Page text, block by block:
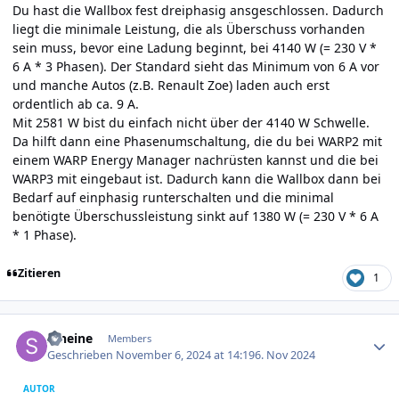
Du hast die Wallbox fest dreiphasig ansgeschlossen. Dadurch
liegt die minimale Leistung, die als Überschuss vorhanden
sein muss, bevor eine Ladung beginnt, bei 4140 W (= 230 V *
6 A * 3 Phasen). Der Standard sieht das Minimum von 6 A vor
und manche Autos (z.B. Renault Zoe) laden auch erst
ordentlich ab ca. 9 A.
Mit 2581 W bist du einfach nicht über der 4140 W Schwelle.
Da hilft dann eine Phasenumschaltung, die du bei WARP2 mit
einem WARP Energy Manager nachrüsten kannst und die bei
WARP3 mit eingebaut ist. Dadurch kann die Wallbox dann bei
Bedarf auf einphasig runterschalten und die minimal
benötigte Überschussleistung sinkt auf 1380 W (= 230 V * 6 A
* 1 Phase).
Zitieren 1
stheine Members
Geschrieben November 6, 2024 at 14:196. Nov 2024
AUTOR